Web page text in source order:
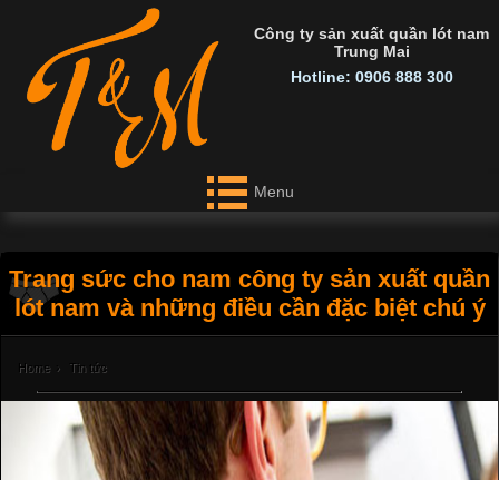
Công ty sản xuất quần lót nam
Trung Mai
Hotline: 0906 888 300
Menu
Trang sức cho nam công ty sản xuất quần
lót nam và những điều cần đặc biệt chú ý
Home › Tin tức